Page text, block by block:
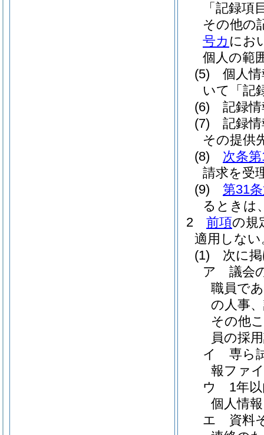
「記録項
その他の
号カ にお
個人の範
(5)
個人
いて「記
(6)
記録
(7)
記録
その提供
(8)
次条
請求を受
(9)
第31
るときは
2
前項の規
適用しない
(1)
次に
ア
議会
職員で
の人事
その他
員の採
イ
専ら
報ファ
ウ
1年
個人情
エ
資料